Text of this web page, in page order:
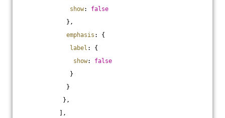
show: false
},
emphasis : {
label : {
show: false
}
}
},
],